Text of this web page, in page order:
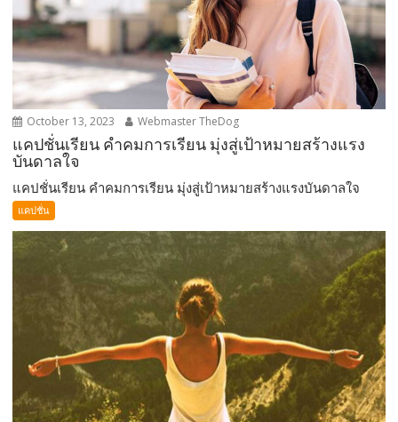
October 13, 2023 Webmaster TheDog
แคปชั่นเรียน คำคมการเรียน มุ่งสู่เป้าหมายสร้างแรง
บันดาลใจ
แคปชั่นเรียน คำคมการเรียน มุ่งสู่เป้าหมายสร้างแรงบันดาลใจ
แคปชั่น